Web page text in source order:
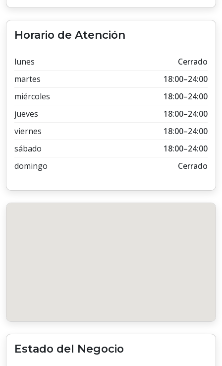
Horario de Atención
lunes
Cerrado
martes
18:00–24:00
miércoles
18:00–24:00
jueves
18:00–24:00
viernes
18:00–24:00
sábado
18:00–24:00
domingo
Cerrado
Estado del Negocio